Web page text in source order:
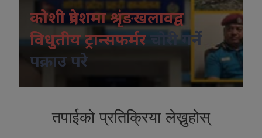
कोशी प्रदेशमा श्रृंङखलावद्व
विधुतीय ट्रान्सफर्मर
चोरी गर्ने
पक्राउ परे
तपाईको प्रतिक्रिया लेख्नुहोस्